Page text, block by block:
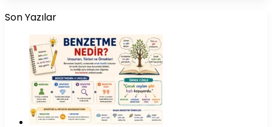
Son Yazılar